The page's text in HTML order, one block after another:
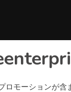
ロモーションが含